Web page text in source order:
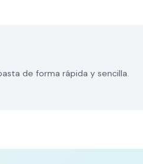
de forma rápida y sencilla.